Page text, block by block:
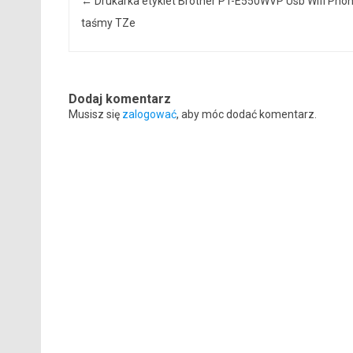
taśmy TZe
Dodaj komentarz
Musisz się zalogować, aby móc dodać komentarz.